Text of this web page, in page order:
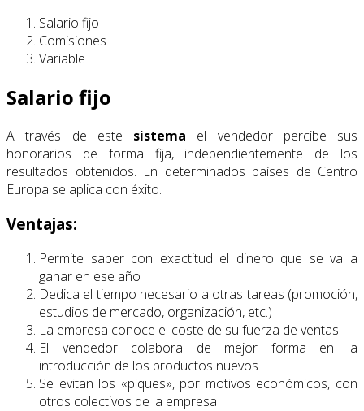
Salario fijo
Comisiones
Variable
Salario fijo
A través de este sistema el vendedor percibe sus
honorarios de forma fija, independientemente de los
resultados obtenidos. En determinados países de Centro
Europa se aplica con éxito.
Ventajas:
Permite saber con exactitud el dinero que se va a
ganar en ese año
Dedica el tiempo necesario a otras tareas (promoción,
estudios de mercado, organización, etc.)
La empresa conoce el coste de su fuerza de ventas
El vendedor colabora de mejor forma en la
introducción de los productos nuevos
Se evitan los «piques», por motivos económicos, con
otros colectivos de la empresa